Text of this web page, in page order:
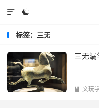


标签：三无
三无漏
 文玩